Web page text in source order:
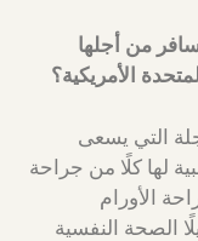
من أجلها
الأمريكية؟
التي يسعى
لها كلًا من جراحة
(20.88٪)، جراحة الأورام
الصحة النفسية